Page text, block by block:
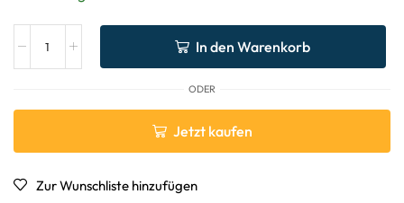
In den Warenkorb
ODER
Jetzt kaufen
Zur Wunschliste hinzufügen